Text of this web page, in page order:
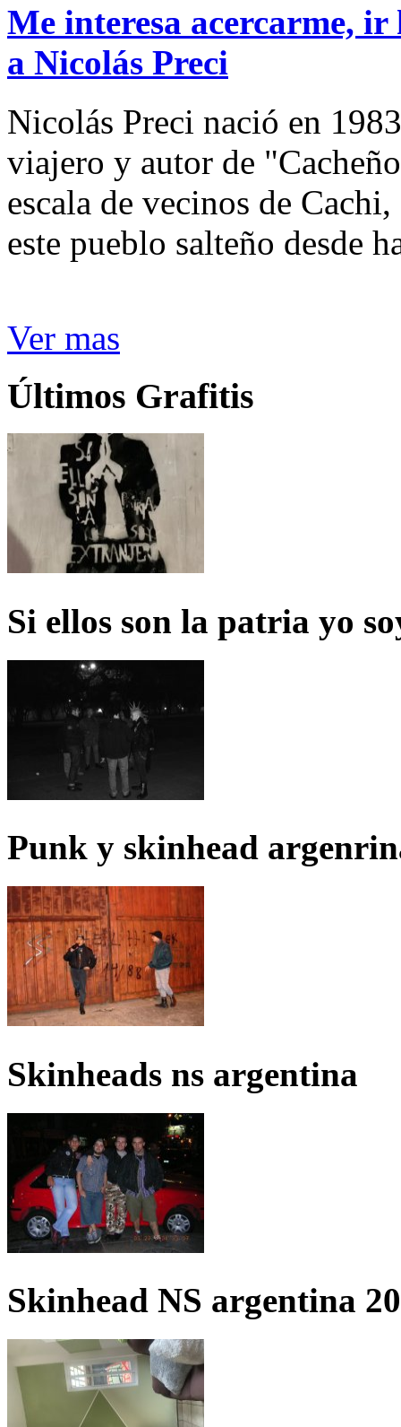
Me interesa acercarme,
a Nicolás Preci
Nicolás Preci nació en
viajero y autor de
escala de vecinos de
este pueblo salteño desde
Ver mas
Últimos Grafitis
Si ellos son la patria yo
Punk y skinhead
Skinheads ns argentina
Skinhead NS argentina